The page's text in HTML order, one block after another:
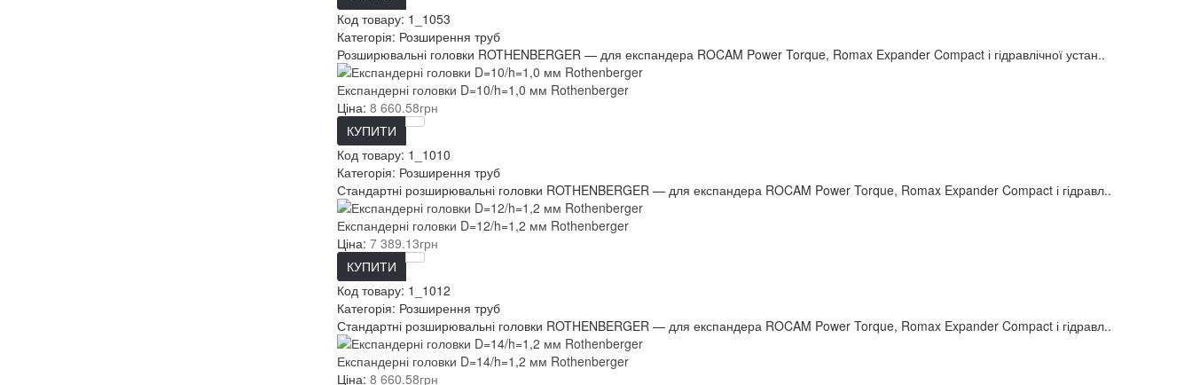
Код товару: 1_1053
Категорія: Розширення труб
Розширювальні головки ROTHENBERGER — для експандера ROCAM Power Torque, Romax Expander Compact і гідравлічної устан..
Експандерні головки D=10/h=1,0 мм Rothenberger
Ціна: 8 660.58грн
КУПИТИ
Код товару: 1_1010
Категорія: Розширення труб
Стандартні розширювальні головки ROTHENBERGER — для експандера ROCAM Power Torque, Romax Expander Compact і гідравл..
Експандерні головки D=12/h=1,2 мм Rothenberger
Ціна: 7 389.13грн
КУПИТИ
Код товару: 1_1012
Категорія: Розширення труб
Стандартні розширювальні головки ROTHENBERGER — для експандера ROCAM Power Torque, Romax Expander Compact і гідравл..
Експандерні головки D=14/h=1,2 мм Rothenberger
Ціна: 8 660.58грн